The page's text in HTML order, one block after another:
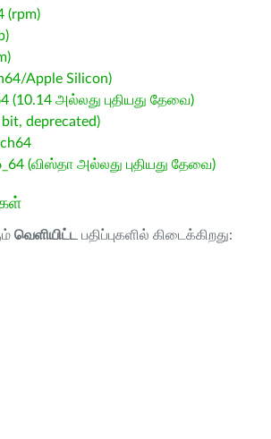
(rpm)
Apple Silicon)
(10.14 அல்லது புதியது தேவை)
deprecated)
(விஸ்தா அல்லது புதியது தேவை)
வெளியிட்ட பதிப்புகளில் கிடைக்கிறது: